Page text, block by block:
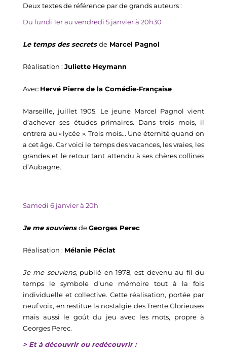
Deux textes de référence par de grandsauteurs:
Du lundi 1erau vendredi 5 janvier à 20h30
Le temps des secrets de Marcel Pagnol
Réalisation : Juliette Heymann
Avec Hervé Pierre de la Comédie-Française
Marseille, juillet 1905. Le jeune Marcel Pagnol vient
d’achever ses études primaires. Dans trois mois, il
entrera au « lycée ». Trois mois... Une éternité quand on
a cet âge. Car voici le temps des vacances, les vraies, les
grandes et le retour tant attendu à ses chères collines
d’Aubagne.
Samedi 6 janvier à 20h
Je me souviens deGeorges Perec
Réalisation : Mélanie Péclat
Je me souviens, publié en 1978, est devenu au fil du
temps le symbole d’une mémoire tout à la fois
individuelle et collective. Cette réalisation, portée par
neuf voix, en restitue la nostalgie des Trente Glorieuses
mais aussi le goût du jeu avec les mots, propre à
Georges Perec.
> Et à découvrir ou redécouvrir :